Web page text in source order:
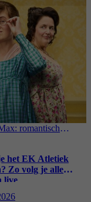
romantisch
het EK Atletiek
Zo volg je alle
live